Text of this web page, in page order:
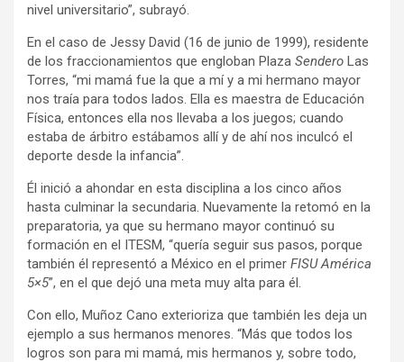
nivel universitario”, subrayó.
En el caso de Jessy David (16 de junio de 1999), residente
de los fraccionamientos que engloban Plaza Sendero Las
Torres, “mi mamá fue la que a mí y a mi hermano mayor
nos traía para todos lados. Ella es maestra de Educación
Física, entonces ella nos llevaba a los juegos; cuando
estaba de árbitro estábamos allí y de ahí nos inculcó el
deporte desde la infancia”.
Él inició a ahondar en esta disciplina a los cinco años
hasta culminar la secundaria. Nuevamente la retomó en la
preparatoria, ya que su hermano mayor continuó su
formación en el ITESM, “quería seguir sus pasos, porque
también él representó a México en el primer FISU América
5×5”, en el que dejó una meta muy alta para él.
Con ello, Muñoz Cano exterioriza que también les deja un
ejemplo a sus hermanos menores. “Más que todos los
logros son para mi mamá, mis hermanos y, sobre todo,